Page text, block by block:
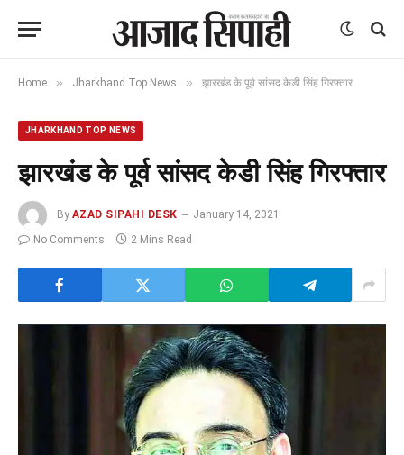
Home » Jharkhand Top News » झारखंड के पूर्व सांसद केडी सिंह गिरफ्तार
JHARKHAND TOP NEWS
झारखंड के पूर्व सांसद केडी सिंह गिरफ्तार
By AZAD SIPAHI DESK
January 14, 2021
No Comments
2 Mins Read